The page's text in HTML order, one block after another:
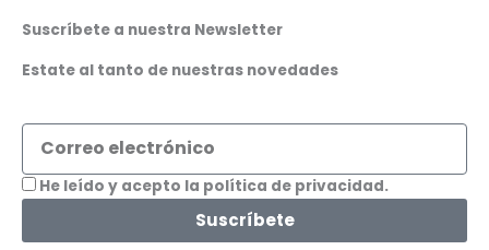
Suscríbete a nuestra Newsletter
Estate al tanto de nuestras novedades
Correo
electrónico
Aceptación
He leído y acepto la política de privacidad.
Suscríbete